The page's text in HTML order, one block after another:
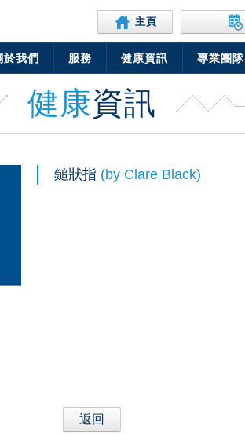
主頁
於我們 服務 健康資訊 專業團隊
健康資訊
鎚狀指 (by Clare Black)
返回